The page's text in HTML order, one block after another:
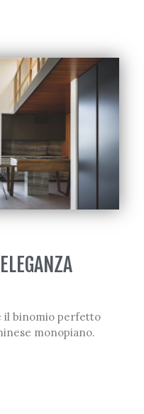
il binomio perfetto
monopiano.